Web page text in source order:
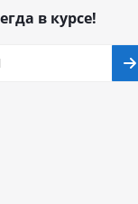
в курсе!